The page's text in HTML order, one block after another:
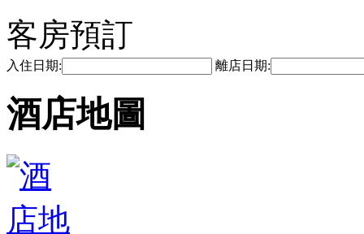
客房預訂
入住日期: 離店日期:
酒店地圖